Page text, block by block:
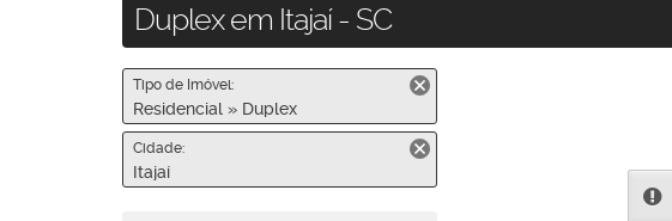
Duplex em Itajaí - SC
Tipo de Imóvel:
Residencial » Duplex
Cidade:
Itajaí